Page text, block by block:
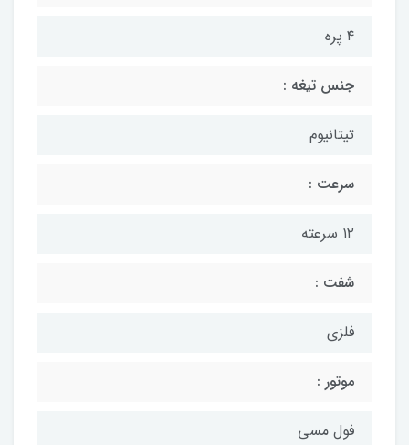
۴ پره
جنس تیغه :
تیتانیوم
سرعت :
۱۲ سرعته
شفت :
فلزی
موتور :
فول مسی